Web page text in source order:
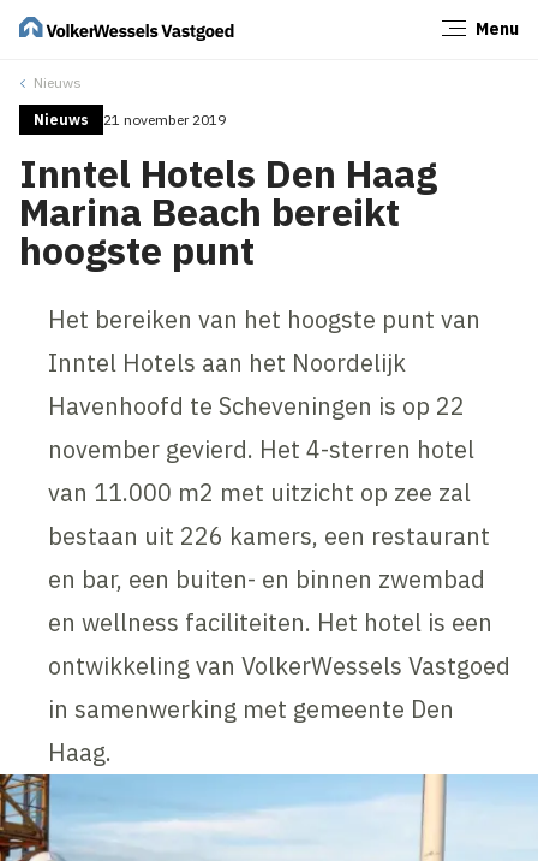
Menu
Nieuws
Nieuws 21 november 2019
Inntel Hotels Den Haag
Marina Beach bereikt
hoogste punt
Het bereiken van het hoogste punt van
Inntel Hotels aan het Noordelijk
Havenhoofd te Scheveningen is op 22
november gevierd. Het 4-sterren hotel
van 11.000 m2 met uitzicht op zee zal
bestaan uit 226 kamers, een restaurant
en bar, een buiten- en binnen zwembad
en wellness faciliteiten. Het hotel is een
ontwikkeling van VolkerWessels Vastgoed
in samenwerking met gemeente Den
Haag.
Sluiten